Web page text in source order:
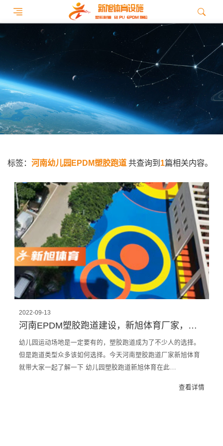
标签： 河南幼儿园EPDM塑胶跑道 共查询到 1篇相关内容。
2022-09-13
河南EPDM塑胶跑道建设，新旭体育厂家，幼儿园应用EPDM塑胶跑道最合适
幼儿园运动场地是一定要有的，塑胶跑道成为了不少人的选择。
但是跑道类型众多该如何选择。今天河南塑胶跑道厂家新旭体育
就带大家一起了解一下 幼儿园塑胶跑道新旭体育在此…
查看详情